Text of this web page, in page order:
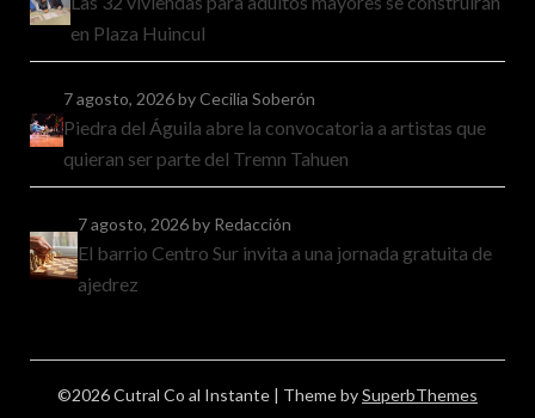
en Plaza Huincul
7 agosto, 2026by Cecilia Soberón
Piedra del Águila abre la convocatoria a artistas que
quieran ser parte del Tremn Tahuen
7 agosto, 2026by Redacción
El barrio Centro Sur invita a una jornada gratuita de
ajedrez
©2026 Cutral Co al Instante | Theme bySuperbThemes